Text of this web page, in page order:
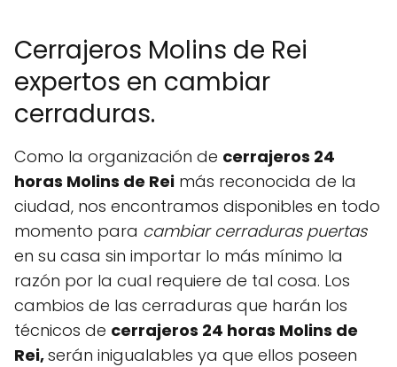
Cerrajeros Molins de Rei
expertos en cambiar
cerraduras.
Como la organización de cerrajeros 24
horas Molins de Rei más reconocida de la
ciudad, nos encontramos disponibles en todo
momento para cambiar cerraduras puertas
en su casa sin importar lo más mínimo la
razón por la cual requiere de tal cosa. Los
cambios de las cerraduras que harán los
técnicos de cerrajeros 24 horas Molins de
Rei,serán inigualables ya que ellos poseen